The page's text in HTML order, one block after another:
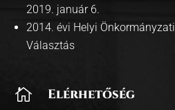
2019. január 6.
2014. évi Helyi Önkormányzati
Választás
 Elérhetőség